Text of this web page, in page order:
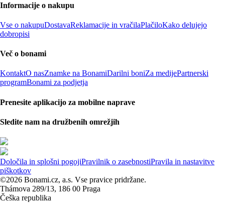
Informacije o nakupu
Vse o nakupuDostavaReklamacije in vračilaPlačiloKako delujejo
dobropisi
Več o bonami
KontaktO nasZnamke na BonamiDarilni boniZa medijePartnerski
programBonami za podjetja
Prenesite aplikacijo za mobilne naprave
Sledite nam na družbenih omrežjih
Določila in splošni pogojiPravilnik o zasebnostiPravila in nastavitve
piškotkov
©2026 Bonami.cz, a.s. Vse pravice pridržane.
Thámova 289/13, 186 00 Praga
Češka republika